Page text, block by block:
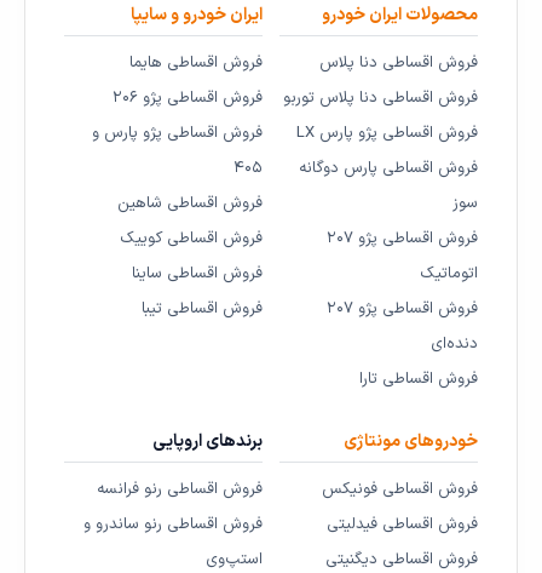
محصولات ایران خودرو
فروش اقساطی دنا پلاس
فروش اقساطی دنا پلاس توربو
فروش اقساطی پژو پارس LX
فروش اقساطی پارس دوگانه
سوز
فروش اقساطی پژو ۲۰۷
اتوماتیک
فروش اقساطی پژو ۲۰۷
دنده‌ای
فروش اقساطی تارا
ایران خودرو و سایپا
فروش اقساطی هایما
فروش اقساطی پژو ۲۰۶
فروش اقساطی پژو پارس و
۴۰۵
فروش اقساطی شاهین
فروش اقساطی کوییک
فروش اقساطی ساینا
فروش اقساطی تیبا
خودروهای مونتاژی
فروش اقساطی فونیکس
فروش اقساطی فیدلیتی
فروش اقساطی دیگنیتی
برندهای اروپایی
فروش اقساطی رنو فرانسه
فروش اقساطی رنو ساندرو و
استپ‌وی